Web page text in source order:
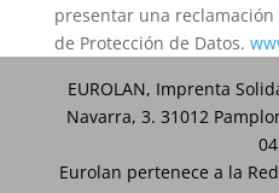
presentar una reclamación
de Protección de Datos.
EUROLAN, Imprenta
Navarra, 3. 31012
Eurolan pertenece a la